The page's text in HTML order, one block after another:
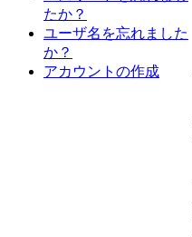
たか？
ユーザ名を忘れました
か？
アカウントの作成